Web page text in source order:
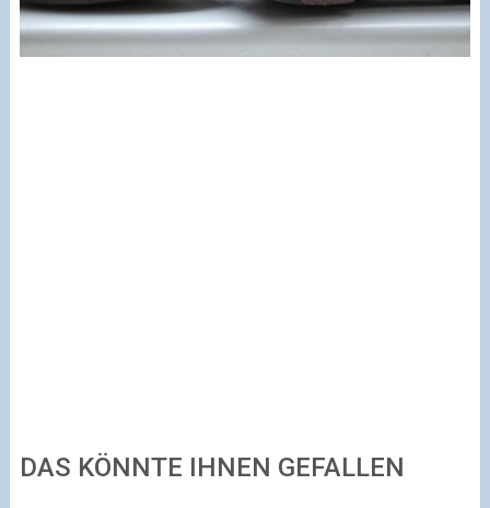
DAS KÖNNTE IHNEN GEFALLEN